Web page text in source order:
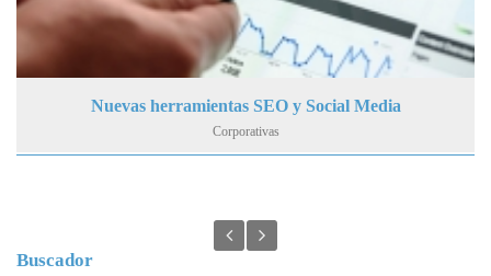
Nuevas herramientas SEO y Social Media
Corporativas
Buscador